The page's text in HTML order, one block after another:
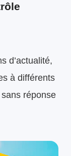
d’actualité,
à différents
réponse